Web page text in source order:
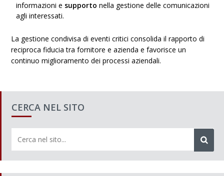
informazioni e supporto nella gestione delle comunicazioni
agli interessati.
La gestione condivisa di eventi critici consolida il rapporto di
reciproca fiducia tra fornitore e azienda e favorisce un
continuo miglioramento dei processi aziendali.
CERCA NEL SITO